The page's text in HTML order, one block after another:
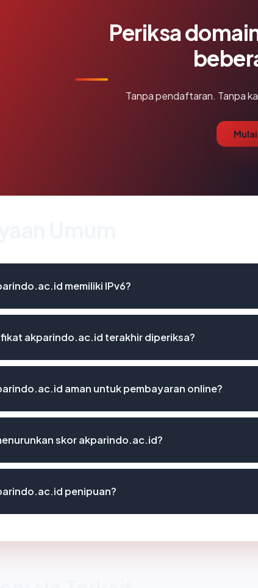
Periksa
Tanpa pendaftaran. Tanpa
memiliki IPv6?
akparindo.ac.id terakhir diperiksa?
aman untuk pembayaran online?
skor akparindo.ac.id?
penipuan?